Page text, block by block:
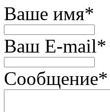
Ваше имя*
Ваш E-mail*
Сообщение*